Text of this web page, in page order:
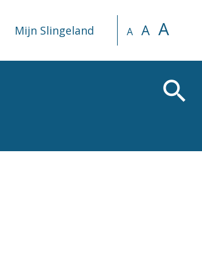
Mijn Slingeland A A A
search